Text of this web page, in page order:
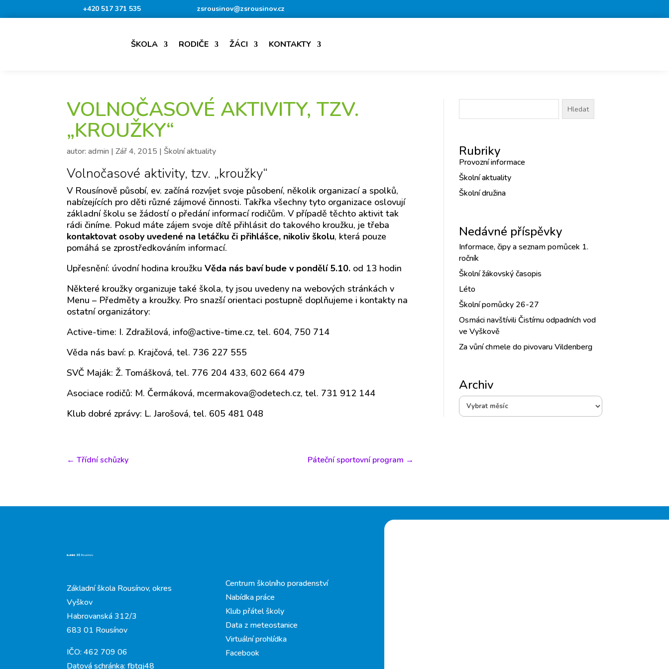
+420 517 371 535 zsrousinov@zsrousinov.cz
ŠKOLA RODIČE ŽÁCI KONTAKTY
VOLNOČASOVÉ AKTIVITY, TZV.
„KROUŽKY“
autor:admin |Zář 4, 2015 | Školní aktuality
Volnočasové aktivity, tzv. „kroužky“
V Rousínově působí, ev. začíná rozvíjet svoje působení, několik organizací a spolků,
nabízejících pro děti různé zájmové činnosti. Takřka všechny tyto organizace oslovují
základní školu se žádostí o předání informací rodičům. V případě těchto aktivit tak
rádi činíme. Pokud máte zájem svoje dítě přihlásit do takového kroužku, je třeba
kontaktovat osoby uvedené na letáčku či přihlášce, nikoliv školu, která pouze
pomáhá se zprostředkováním informací.
Upřesnění: úvodní hodina kroužkuVěda nás baví bude v pondělí 5.10. od 13 hodin
Některé kroužky organizuje také škola, ty jsou uvedeny na webových stránkách v
Menu – Předměty a kroužky. Pro snazší orientaci postupně doplňujeme i kontakty na
ostatní organizátory:
Active-time: I. Zdražilová, info@active-time.cz, tel. 604, 750 714
Věda nás baví: p. Krajčová, tel. 736 227 555
SVČ Maják: Ž. Tomášková, tel. 776 204 433, 602 664 479
Asociace rodičů: M. Čermáková, mcermakova@odetech.cz, tel. 731 912 144
Klub dobré zprávy: L. Jarošová, tel. 605 481 048
←Třídní schůzky Páteční sportovní program →
Vyhledávání
Rubriky
Provozní informace
Školní aktuality
Školní družina
Nedávné příspěvky
Informace, čipy a seznam pomůcek 1.
ročník
Školní žákovský časopis
Léto
Školní pomůcky 26-27
Osmáci navštívili Čistírnu odpadních vod
ve Vyškově
Za vůní chmele do pivovaru Vildenberg
ArchivArchiv
Základní škola Rousínov, okres
Vyškov
Habrovanská 312/3
683 01 Rousínov
IČO: 462 709 06
Datová schránka: fbtgj48
Centrum školního poradenství
Nabídka práce
Klub přátel školy
Data z meteostanice
Virtuální prohlídka
Facebook